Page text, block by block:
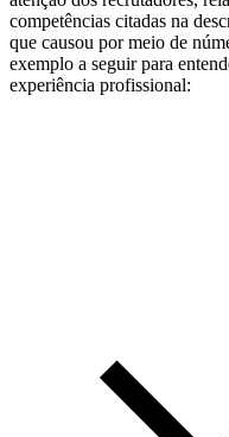
competências citadas na
que causou por meio de
exemplo a seguir para
experiência profissional: